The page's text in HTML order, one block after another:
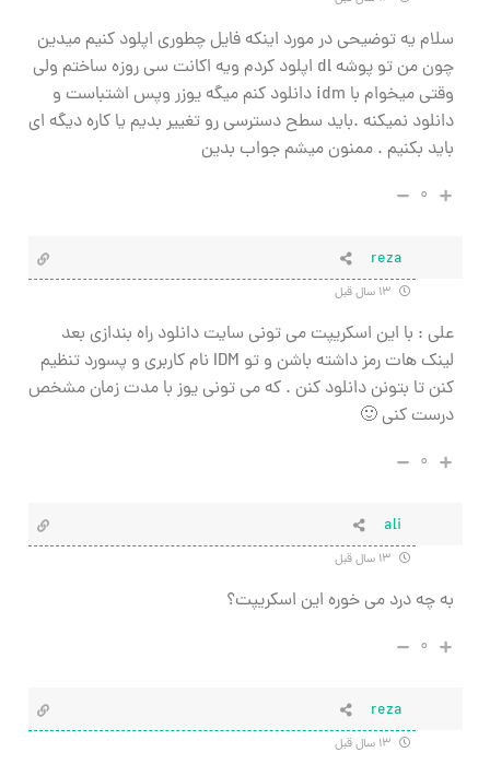
سلام یه توضیحی در مورد اینکه فایل چطوری اپلود کنیم میدین
چون من تو پوشه dl اپلود کردم ویه اکانت سی روزه ساختم ولی
وقتی میخوام با idm دانلود کنم میگه یوزر وپس اشتباست و
دانلود نمیکنه .باید سطح دسترسی رو تغییر بدیم یا کاره دیگه ای
باید بکنیم . ممنون میشم جواب بدین
۰
reza
علی : با این اسکریپت می تونی سایت دانلود راه بندازی بعد
لینک هات رمز داشته باشن و تو IDM نام کاربری و پسورد تنظیم
کنن تا بتونن دانلود کنن . که می تونی یوز با مدت زمان مشخص
درست کنی 🙂
۰
ali
به چه درد می خوره این اسکریپت؟
۰
reza